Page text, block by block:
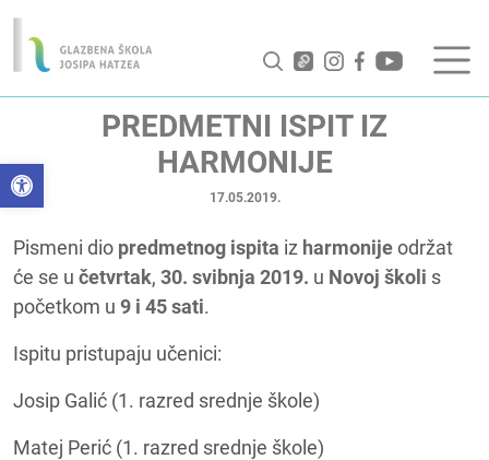
Open toolbar
PREDMETNI ISPIT IZ
HARMONIJE
17.05.2019.
Pismeni dio predmetnog ispita iz harmonijeodržat
će se u četvrtak, 30. svibnja 2019. u Novoj školi s
početkom u 9 i 45 sati.
Ispitu pristupaju učenici:
Josip Galić (1. razred srednje škole)
Matej Perić (1. razred srednje škole)